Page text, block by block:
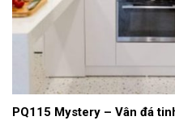
PQ115 Mystery – Vân đá